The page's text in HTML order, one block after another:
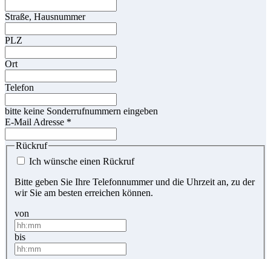
Straße, Hausnummer
PLZ
Ort
Telefon
bitte keine Sonderrufnummern eingeben
E-Mail Adresse *
Rückruf
Ich wünsche einen Rückruf
Bitte geben Sie Ihre Telefonnummer und die Uhrzeit an, zu der
wir Sie am besten erreichen können.
von
bis